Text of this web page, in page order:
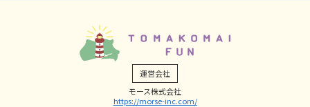
運営会社
モース株式会社
https://morse-inc.com/